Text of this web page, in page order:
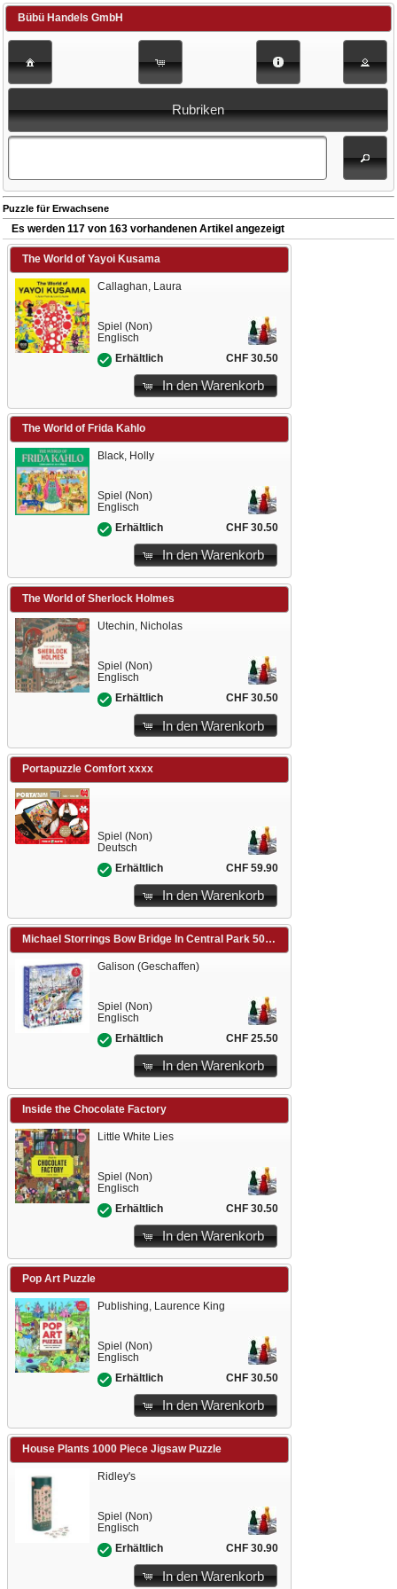
Bübü Handels GmbH
Rubriken
Puzzle für Erwachsene
Es werden 117 von 163 vorhandenen Artikel angezeigt
The World of Yayoi Kusama
Callaghan, Laura
Spiel (Non)
Englisch
Erhältlich
CHF 30.50
In den Warenkorb
The World of Frida Kahlo
Black, Holly
Spiel (Non)
Englisch
Erhältlich
CHF 30.50
In den Warenkorb
The World of Sherlock Holmes
Utechin, Nicholas
Spiel (Non)
Englisch
Erhältlich
CHF 30.50
In den Warenkorb
Portapuzzle Comfort xxxx
Spiel (Non)
Deutsch
Erhältlich
CHF 59.90
In den Warenkorb
Michael Storrings Bow Bridge In Central Park 500 Piece Puzzle
Galison (Geschaffen)
Spiel (Non)
Englisch
Erhältlich
CHF 25.50
In den Warenkorb
Inside the Chocolate Factory
Little White Lies
Spiel (Non)
Englisch
Erhältlich
CHF 30.50
In den Warenkorb
Pop Art Puzzle
Publishing, Laurence King
Spiel (Non)
Englisch
Erhältlich
CHF 30.50
In den Warenkorb
House Plants 1000 Piece Jigsaw Puzzle
Ridley's
Spiel (Non)
Englisch
Erhältlich
CHF 30.90
In den Warenkorb